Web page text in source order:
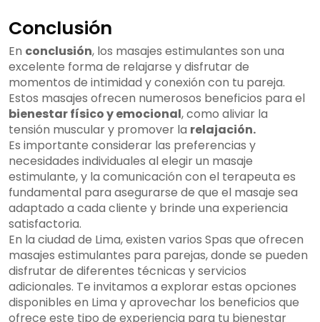
Conclusión
En conclusión, los masajes estimulantes son una
excelente forma de relajarse y disfrutar de
momentos de intimidad y conexión con tu pareja.
Estos masajes ofrecen numerosos beneficios para el
bienestar físico y emocional, como aliviar la
tensión muscular y promover la relajación.
Es importante considerar las preferencias y
necesidades individuales al elegir un masaje
estimulante, y la comunicación con el terapeuta es
fundamental para asegurarse de que el masaje sea
adaptado a cada cliente y brinde una experiencia
satisfactoria.
En la ciudad de Lima, existen varios Spas que ofrecen
masajes estimulantes para parejas, donde se pueden
disfrutar de diferentes técnicas y servicios
adicionales. Te invitamos a explorar estas opciones
disponibles en Lima y aprovechar los beneficios que
ofrece este tipo de experiencia para tu bienestar